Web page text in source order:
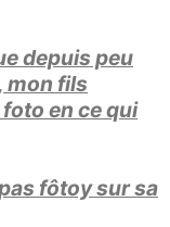
depuis peu
mon fils
en ce qui
fôtoy sur sa